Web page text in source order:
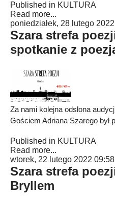
Published in KULTURA
Read more...
poniedziałek, 28 lutego
Szara strefa
spotkanie z
Za nami kolejna odsłona
Gościem Adriana Szarego był
Published in KULTURA
Read more...
wtorek, 22 lutego 2022 09:58
Szara strefa
Bryllem